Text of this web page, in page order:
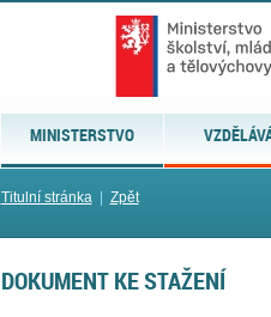
MINISTERSTVO
Titulní stránka| Zpět
DOKUMENT KE STAŽENÍ